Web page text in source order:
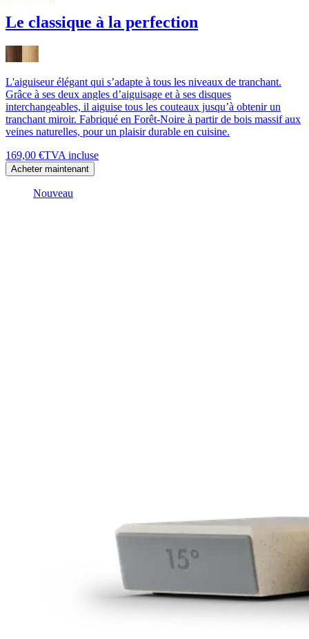
Le classique à la perfection
L'aiguiseur élégant qui s’adapte à tous les niveaux de tranchant.
Grâce à ses deux angles d’aiguisage et à ses disques
interchangeables, il aiguise tous les couteaux jusqu’à obtenir un
tranchant miroir. Fabriqué en Forêt-Noire à partir de bois massif aux
veines naturelles, pour un plaisir durable en cuisine.
169,00 €TVA incluse
Acheter maintenant
Nouveau